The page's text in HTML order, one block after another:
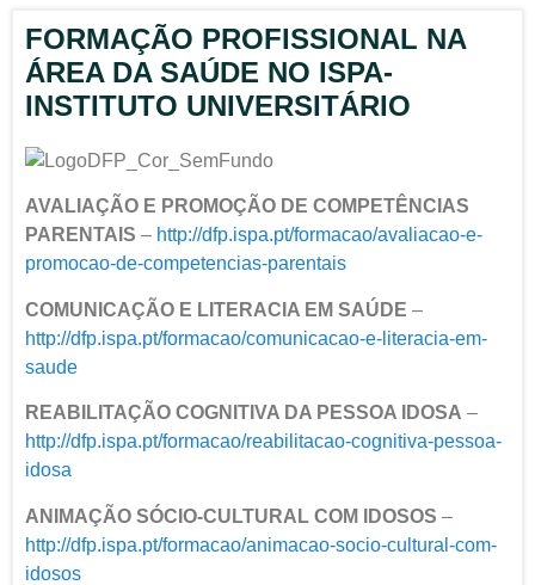
FORMAÇÃO PROFISSIONAL NA
ÁREA DA SAÚDE NO ISPA-
INSTITUTO UNIVERSITÁRIO
AVALIAÇÃO E PROMOÇÃO DE COMPETÊNCIAS
PARENTAIS – http://dfp.ispa.pt/formacao/avaliacao-e-
promocao-de-competencias-parentais
COMUNICAÇÃO E LITERACIA EM SAÚDE –
http://dfp.ispa.pt/formacao/comunicacao-e-literacia-em-
saude
REABILITAÇÃO COGNITIVA DA PESSOA IDOSA –
http://dfp.ispa.pt/formacao/reabilitacao-cognitiva-pessoa-
idosa
ANIMAÇÃO SÓCIO-CULTURAL COM IDOSOS –
http://dfp.ispa.pt/formacao/animacao-socio-cultural-com-
idosos